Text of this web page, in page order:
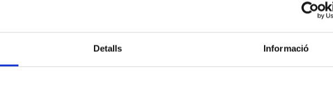
Detalls Informació